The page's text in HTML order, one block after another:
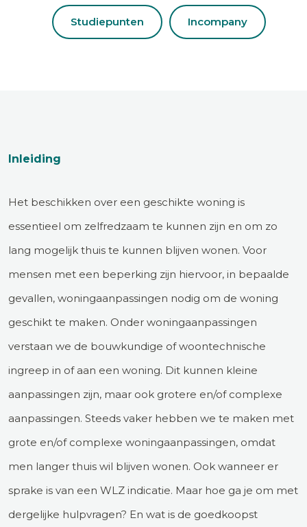
Studiepunten Incompany
Inleiding
Het beschikken over een geschikte woning is
essentieel om zelfredzaam te kunnen zijn en om zo
lang mogelijk thuis te kunnen blijven wonen. Voor
mensen met een beperking zijn hiervoor, in bepaalde
gevallen, woningaanpassingen nodig om de woning
geschikt te maken. Onder woningaanpassingen
verstaan we de bouwkundige of woontechnische
ingreep in of aan een woning. Dit kunnen kleine
aanpassingen zijn, maar ook grotere en/of complexe
aanpassingen. Steeds vaker hebben we te maken met
grote en/of complexe woningaanpassingen, omdat
men langer thuis wil blijven wonen. Ook wanneer er
sprake is van een WLZ indicatie. Maar hoe ga je om met
dergelijke hulpvragen? En wat is de goedkoopst